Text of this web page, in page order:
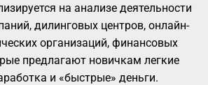
на анализе деятельности
дилинговых центров, онлайн-
организаций, финансовых
предлагают новичкам легкие
и «быстрые» деньги.